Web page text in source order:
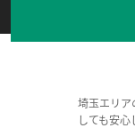
埼玉エリア
しても安